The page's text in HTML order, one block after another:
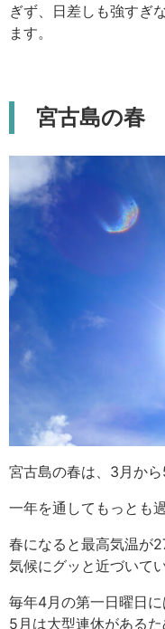
ぎず、日差しも強すぎ
ます。
宮古島の春
宮古島の春は、3月から
一年を通してもっとも
春になると最高気温が
気候にグッと近づいて
毎年4月の第一日曜日
5月は大型連休がある